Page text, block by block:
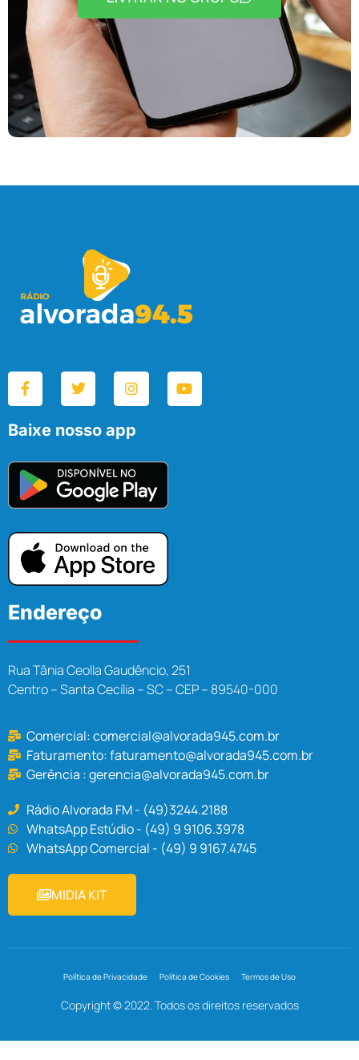
Baixe nosso app
Endereço
Rua Tânia Ceolla Gaudêncio, 251
Centro – Santa Cecília – SC – CEP – 89540-000
Comercial:comercial@alvorada945.com.br
Faturamento:faturamento@alvorada945.com.br
Gerência :gerencia@alvorada945.com.br
Rádio Alvorada FM - (49)3244.2188
WhatsApp Estúdio - (49) 9 9106.3978
WhatsApp Comercial - (49) 9 9167.4745
MIDIA KIT
Política de Privacidade Política de Cookies Termos de Uso
Copyright © 2022. Todos os direitos reservados